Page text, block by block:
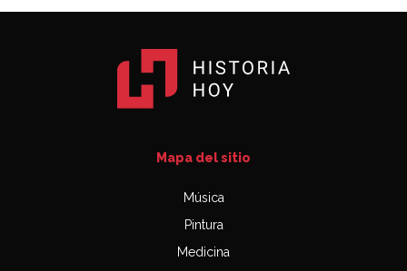
Mapa del sitio
Música
Pintura
Medicina